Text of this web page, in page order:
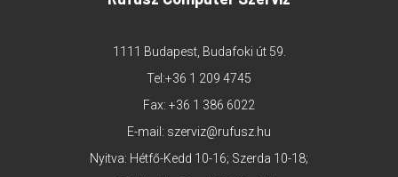
1111 Budapest, Budafoki út 59.
Tel:+36 1 209 4745
Fax: +36 1 386 6022
E-mail: szerviz@rufusz.hu
Nyitva: Hétfő-Kedd 10-16; Szerda 10-18;